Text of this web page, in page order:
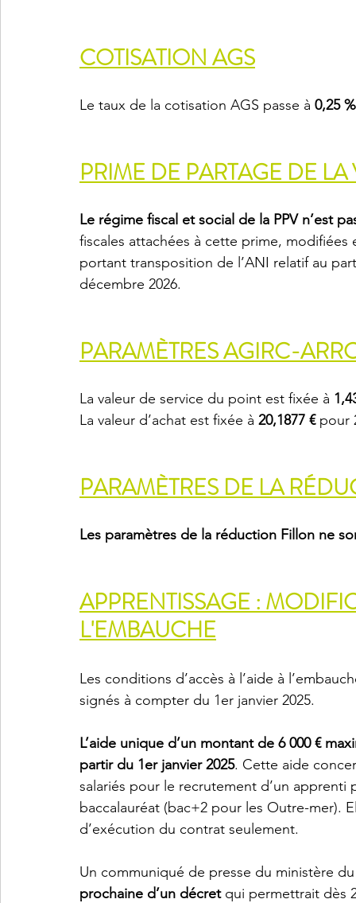
COTISATION AGS
Le taux de la cotisation AGS passe à 0,25 %
PRIME DE PARTAGE DE
Le régime fiscal et social de la PPV n’est
fiscales attachées à cette prime,
portant transposition de l’ANI relatif au
décembre 2026.
PARAMÈTRES AGIRC-
La valeur de service du point est fixée à
La valeur d’achat est fixée à 20,1877 € pour
PARAMÈTRES DE LA
Les paramètres de la réduction Fillon ne
APPRENTISSAGE :
L'EMBAUCHE
Les conditions d’accès à l’aide à
signés à compter du 1er janvier 2025.
L’aide unique d’un montant de 6 000 €
partir du 1er janvier 2025. Cette aide
salariés pour le recrutement d’un
baccalauréat (bac+2 pour les Outre-mer).
d’exécution du contrat seulement.
Un communiqué de presse du ministère
prochaine d’un décret qui permettrait dès